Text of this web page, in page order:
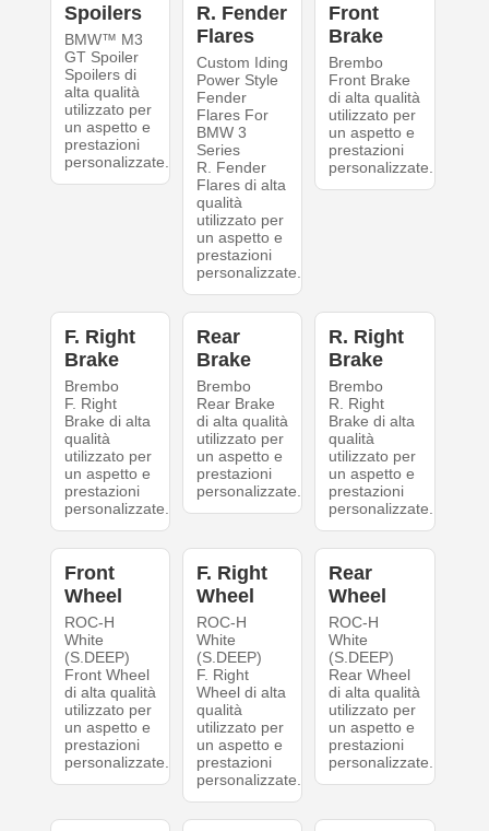
Spoilers
BMW™ M3
GT Spoiler
Spoilers di
alta qualità
utilizzato per
un aspetto e
prestazioni
personalizzate.
R. Fender
Flares
Custom Iding
Power Style
Fender
Flares For
BMW 3
Series
R. Fender
Flares di alta
qualità
utilizzato per
un aspetto e
prestazioni
personalizzate.
Front
Brake
Brembo
Front Brake
di alta qualità
utilizzato per
un aspetto e
prestazioni
personalizzate.
F. Right
Brake
Brembo
F. Right
Brake di alta
qualità
utilizzato per
un aspetto e
prestazioni
personalizzate.
Rear
Brake
Brembo
Rear Brake
di alta qualità
utilizzato per
un aspetto e
prestazioni
personalizzate.
R. Right
Brake
Brembo
R. Right
Brake di alta
qualità
utilizzato per
un aspetto e
prestazioni
personalizzate.
Front
Wheel
ROC-H
White
(S.DEEP)
Front Wheel
di alta qualità
utilizzato per
un aspetto e
prestazioni
personalizzate.
F. Right
Wheel
ROC-H
White
(S.DEEP)
F. Right
Wheel di alta
qualità
utilizzato per
un aspetto e
prestazioni
personalizzate.
Rear
Wheel
ROC-H
White
(S.DEEP)
Rear Wheel
di alta qualità
utilizzato per
un aspetto e
prestazioni
personalizzate.